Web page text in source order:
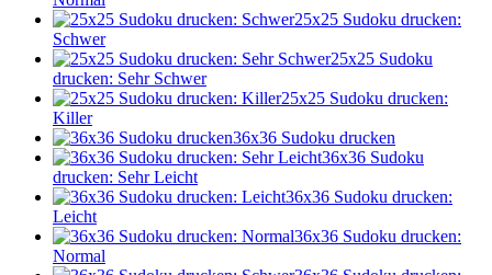
25x25 Sudoku drucken:
Schwer
25x25 Sudoku
drucken: Sehr Schwer
25x25 Sudoku drucken:
Killer
36x36 Sudoku drucken
36x36 Sudoku
drucken: Sehr Leicht
36x36 Sudoku drucken:
Leicht
36x36 Sudoku drucken:
Normal